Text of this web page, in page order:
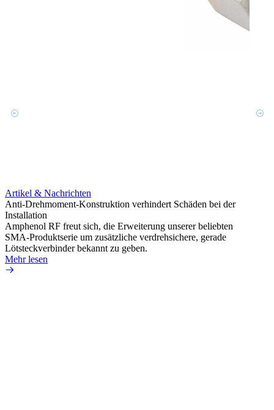
Artikel & Nachrichten
Anti-Drehmoment-Konstruktion verhindert Schäden bei der
Installation
Amphenol RF freut sich, die Erweiterung unserer beliebten
SMA-Produktserie um zusätzliche verdrehsichere, gerade
Lötsteckverbinder bekannt zu geben.
Mehr lesen